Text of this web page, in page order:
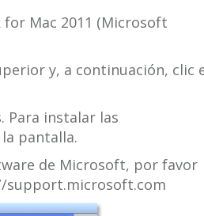
Mac 2011 (Microsoft
y, a continuación, clic
Para instalar las
pantalla.
de Microsoft, por favor
support.microsoft.com